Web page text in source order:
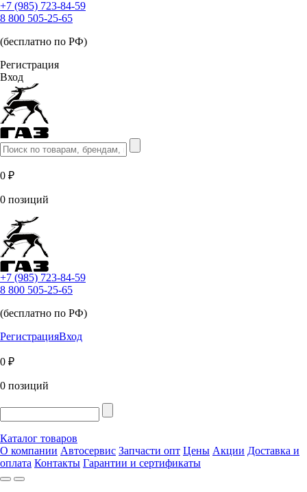
+7 (985) 723-84-59
8 800 505-25-65
(бесплатно по РФ)
Регистрация
Вход
0 ₽
0 позиций
+7 (985) 723-84-59
8 800 505-25-65
(бесплатно по РФ)
РегистрацияВход
0 ₽
0 позиций
Каталог товаров
О компании Автосервис Запчасти опт Цены Акции Доставка и
оплата Контакты Гарантии и сертификаты